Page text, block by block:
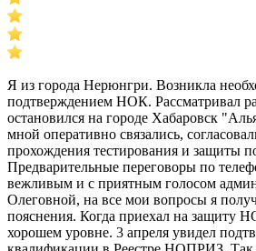
Я из города Нерюнгри. Возникла
подтверждением НОК. Рассматривал
остановился на городе Хабаровск
мной оперативно связались,
прохождения тестирования и защиты
Предварительные переговоры по
вежливым и с приятным голосом
Олеговной, на все мои вопросы я
пояснения. Когда приехал на защиту
хорошем уровне. 3 апреля увидел